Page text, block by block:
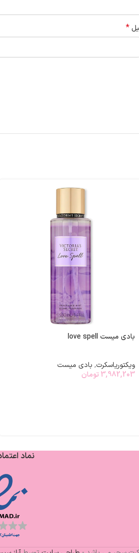
*
بادی میست love spell
ویکتوریاسکرت, بادی میست
3,982,203 تومان
نماد